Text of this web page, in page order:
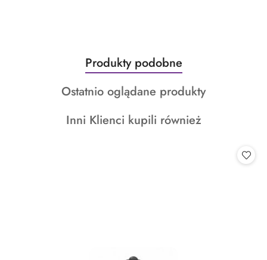
Pomiń karuzelę produktów
Produkty
o
statusie:
Produkty podobne
Produkty
statusie:
Ostatnio oglądane produkty
Produkty
Inni Klienci kupili również